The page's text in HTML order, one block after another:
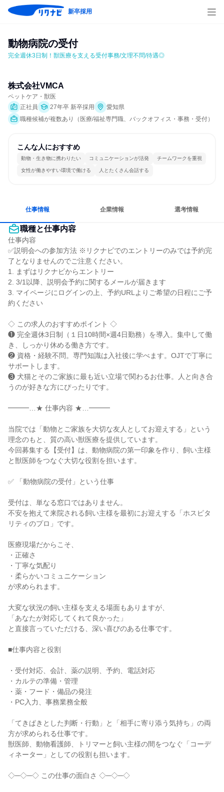
新卒採用
動物病院の受付
完全週休3日制！獣医療を支える受付事務/文理不問/待遇◎
株式会社VMCA
ペットケア・獣医
正社員
27年卒 新卒採用
愛知県
職種候補が複数あり（医療/福祉専門職、バックオフィス・事務・受付）
こんな人におすすめ
動物・生き物に携わりたい コミュニケーションが活発 チームワークを重視
女性が働きやすい環境で働ける 人とたくさん会話する
仕事情報 企業情報 選考情報
職種と仕事内容
仕事内容
✅説明会への参加方法 ※リクナビでのエントリーのみでは予約完
了となりませんのでご注意ください。
1. まずはリクナビからエントリー
2. 3/1以降、説明会予約に関するメールが届きます
3. マイページにログインの上、予約URLよりご希望の日程にご予
約ください
◇ この求人のおすすめポイント ◇
❶ 完全週休3日制（１日10時間×週4日勤務）を導入。集中して働
き、しっかり休める働き方です。
❷ 資格・経験不問。専門知識は入社後に学べます。OJTで丁寧に
サポートします。
❸ 犬猫とそのご家族に最も近い立場で関わるお仕事。人と向き合
うのが好きな方にぴったりです。
━━━…★ 仕事内容 ★…━━━
当院では「動物とご家族を大切な友人としてお迎えする」という
理念のもと、質の高い獣医療を提供しています。
今回募集する【受付】は、動物病院の第一印象を作り、飼い主様
と獣医師をつなぐ大切な役割を担います。
✅ 「動物病院の受付」という仕事
受付は、単なる窓口ではありません。
不安を抱えて来院される飼い主様を最初にお迎えする「ホスピタ
リティのプロ」です。
医療現場だからこそ、
・正確さ
・丁寧な気配り
・柔らかいコミュニケーション
が求められます。
大変な状況の飼い主様を支える場面もありますが、
「あなたが対応してくれて良かった」
と直接言っていただける、深い喜びのある仕事です。
■仕事内容と役割
・受付対応、会計、薬の説明、予約、電話対応
・カルテの準備・管理
・薬・フード・備品の発注
・PC入力、事務業務全般
「てきぱきとした判断・行動」と「相手に寄り添う気持ち」の両
方が求められる仕事です。
獣医師、動物看護師、トリマーと飼い主様の間をつなぐ「コーデ
ィネーター」としての役割も担います。
◇─◇─◇ この仕事の面白さ ◇─◇─◇